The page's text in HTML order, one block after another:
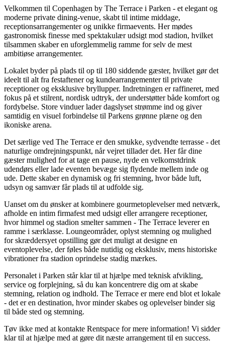
Velkommen til Copenhagen by The Terrace i Parken - et elegant og
moderne private dining-venue, skabt til intime middage,
receptionsarrangementer og unikke firmaevents. Her mødes
gastronomisk finesse med spektakulær udsigt mod stadion, hvilket
tilsammen skaber en uforglemmelig ramme for selv de mest
ambitiøse arrangementer.
Lokalet byder på plads til op til 180 siddende gæster, hvilket gør det
ideelt til alt fra festaftener og kundearrangementer til private
receptioner og eksklusive bryllupper. Indretningen er raffineret, med
fokus på et stilrent, nordisk udtryk, der understøtter både komfort og
fordybelse. Store vinduer lader dagslyset strømme ind og giver
samtidig en visuel forbindelse til Parkens grønne plæne og den
ikoniske arena.
Det særlige ved The Terrace er den smukke, sydvendte terrasse - det
naturlige omdrejningspunkt, når vejret tillader det. Her får dine
gæster mulighed for at tage en pause, nyde en velkomstdrink
udendørs eller lade eventen bevæge sig flydende mellem inde og
ude. Dette skaber en dynamisk og fri stemning, hvor både luft,
udsyn og samvær får plads til at udfolde sig.
Uanset om du ønsker at kombinere gourmetoplevelser med netværk,
afholde en intim firmafest med udsigt eller arrangere receptioner,
hvor himmel og stadion smelter sammen - The Terrace leverer en
ramme i særklasse. Loungeområder, oplyst stemning og mulighed
for skræddersyet opstilling gør det muligt at designe en
eventoplevelse, der føles både nutidig og eksklusiv, mens historiske
vibrationer fra stadion oprindelse stadig mærkes.
Personalet i Parken står klar til at hjælpe med teknisk afvikling,
service og forplejning, så du kan koncentrere dig om at skabe
stemning, relation og indhold. The Terrace er mere end blot et lokale
- det er en destination, hvor minder skabes og oplevelser binder sig
til både sted og stemning.
Tøv ikke med at kontakte Rentspace for mere information! Vi sidder
klar til at hjælpe med at gøre dit næste arrangement til en success.